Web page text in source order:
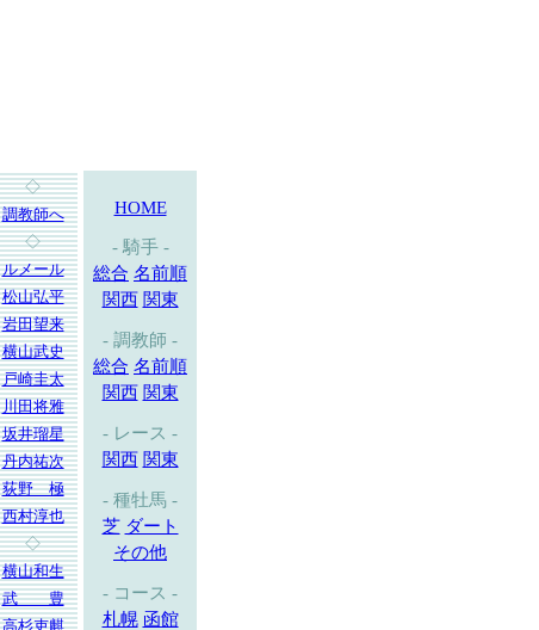
◇
調教師へ
◇
ルメール
松山弘平
岩田望来
横山武史
戸崎圭太
川田将雅
坂井瑠星
丹内祐次
荻野 極
西村淳也
◇
横山和生
武 豊
高杉吏麒
HOME
- 騎手 -
総合 名前順
関西 関東
- 調教師 -
総合 名前順
関西 関東
- レース -
関西 関東
- 種牡馬 -
芝 ダート
その他
- コース -
札幌 函館